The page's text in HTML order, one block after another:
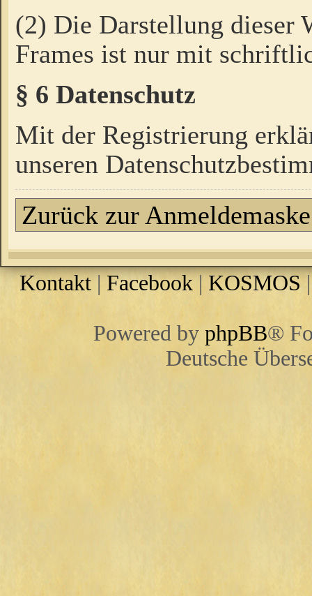
(2) Die Darstellung dieser
Frames ist nur mit
§ 6 Datenschutz
Mit der Registrierung
unseren
Zurück zur Anmeldemaske
Kontakt|Facebook|KOSMOS
Powered by phpBB®
Deutsche